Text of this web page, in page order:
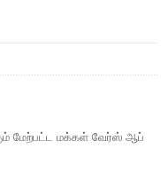
மேற்பட்ட மக்கள் வேர்ஸ் ஆப்